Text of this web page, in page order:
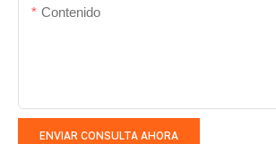
Contenido
ENVIAR CONSULTA AHORA